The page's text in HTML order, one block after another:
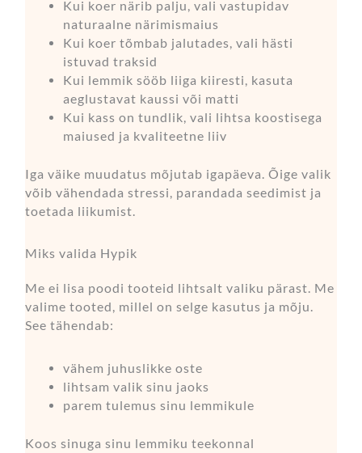
Kui koer närib palju, vali vastupidav
naturaalne närimismaius
Kui koer tõmbab jalutades, vali hästi
istuvad traksid
Kui lemmik sööb liiga kiiresti, kasuta
aeglustavat kaussi või matti
Kui kass on tundlik, vali lihtsa koostisega
maiused ja kvaliteetne liiv
Iga väike muudatus mõjutab igapäeva. Õige valik
võib vähendada stressi, parandada seedimist ja
toetada liikumist.
Miks valida Hypik
Me ei lisa poodi tooteid lihtsalt valiku pärast. Me
valime tooted, millel on selge kasutus ja mõju.
See tähendab:
vähem juhuslikke oste
lihtsam valik sinu jaoks
parem tulemus sinu lemmikule
Koos sinuga sinu lemmiku teekonnal